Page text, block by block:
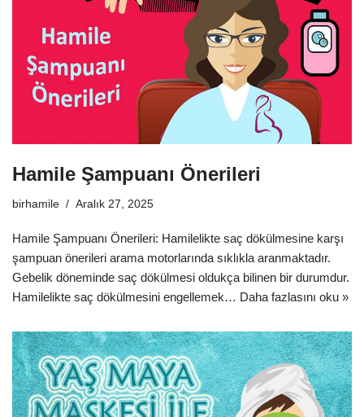
Hamile Şampuanı Önerileri
birhamile Aralık 27, 2025
Hamile Şampuanı Önerileri: Hamilelikte saç dökülmesine karşı
şampuan önerileri arama motorlarında sıklıkla aranmaktadır.
Gebelik döneminde saç dökülmesi oldukça bilinen bir durumdur.
Hamilelikte saç dökülmesini engellemek… Daha fazlasını oku »